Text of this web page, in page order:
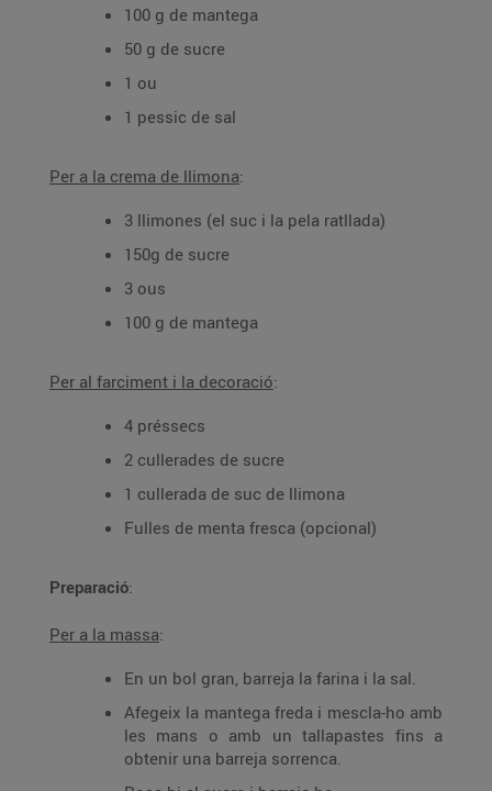
100 g de mantega
50 g de sucre
1 ou
1 pessic de sal
Per a la crema de llimona:
3 llimones (el suc i la pela ratllada)
150g de sucre
3 ous
100 g de mantega
Per al farciment i la decoració:
4 préssecs
2 cullerades de sucre
1 cullerada de suc de llimona
Fulles de menta fresca (opcional)
Preparació:
Per a la massa:
En un bol gran, barreja la farina i la sal.
Afegeix la mantega freda i mescla-ho amb
les mans o amb un tallapastes fins a
obtenir una barreja sorrenca.